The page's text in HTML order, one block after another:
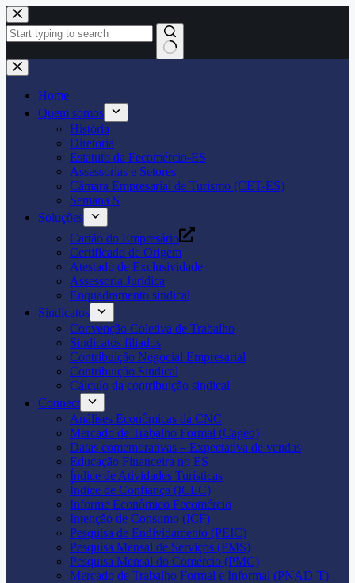
Pular
para
o
Home
Quem somos
História
Diretoria
Estatuto da Fecomércio-ES
Assessorias e Setores
Câmara Empresarial de Turismo (CET-ES)
Semana S
Soluções
Cartão do Empresário
Certificado de Origem
Atestado de Exclusividade
Assessoria Jurídica
Enquadramento sindical
Sindicatos
Convenção Coletiva de Trabalho
Sindicatos filiados
Contribuição Negocial Empresarial
Contribuição Sindical
Cálculo da contribuição sindical
Connect
Análises Econômicas da CNC
Mercado de Trabalho Formal (Caged)
Datas comemorativas – Expectativa de vendas
Educação Financeira no ES
Índice de Atividades Turísticas
Índice de Confiança (ICEC)
Informe Econômico Fecomércio
Intenção de Consumo (ICF)
Pesquisa de Endividamento (PEIC)
Pesquisa Mensal de Serviços (PMS)
Pesquisa Mensal do Comércio (PMC)
Mercado de Trabalho Formal e Informal (PNAD-T)